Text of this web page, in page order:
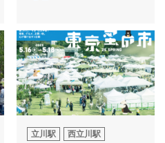
立川駅 西立川駅